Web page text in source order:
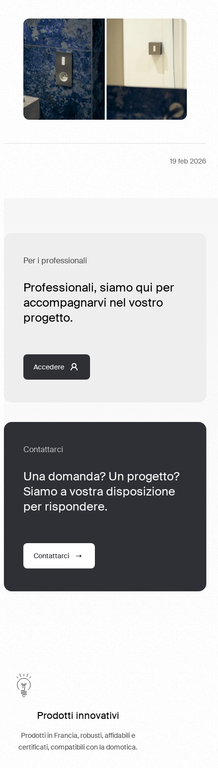
19 feb 2026
Per i professionali
Professionali, siamo qui per
accompagnarvi nel vostro
progetto.
Accedere
Contattarci
Una domanda? Un progetto?
Siamo a vostra disposizione
per rispondere.
Contattarci
Prodotti innovativi
Prodotti in Francia, robusti, affidabili e
certificati, compatibili con la domotica.